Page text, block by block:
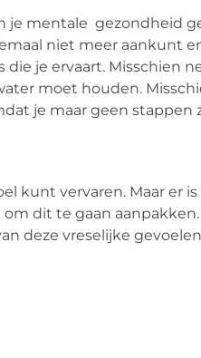
je mentale gezondheid
niet meer aankunt
die je ervaart. Misschien
moet houden.
je maar geen
kunt vervaren. Maar er
dit te gaan
deze vreselijke